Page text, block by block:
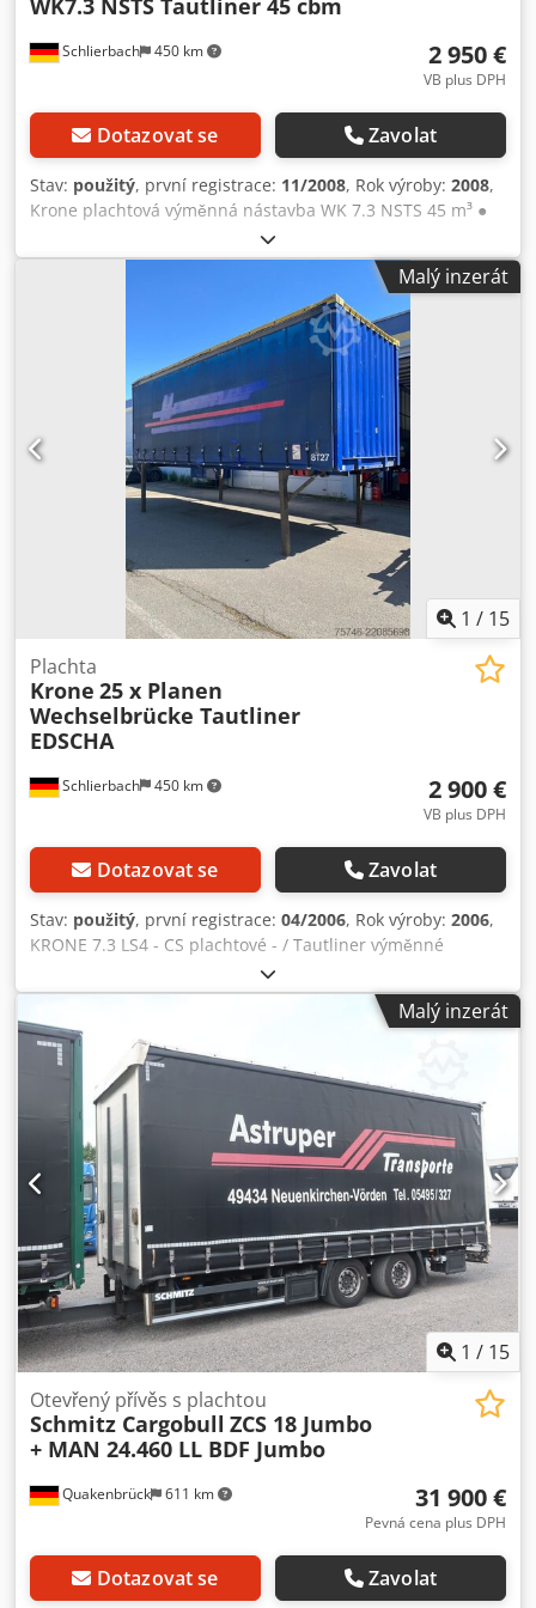
Schlierbach 450 km
WK7.3 NSTS Tautliner 45 cbm
2 950 €
VB plus DPH
Dotazovat se Zavolat
Stav: použitý, první registrace: 11/2008, Rok výroby: 2008,
Krone plachtová výměnná nástavba WK 7.3 NSTS 45 m³ ●
Portálové dveře vzadu ● 4násobné otočné uzamčení ●
Vnitřní rozměry: 7 280 mm x 2 525 mm x 2 485 mm (DxŠxV)
● 18 paletových míst ● Edscha posuvná střecha ●
Pohotovostní hmotnost: 2 880 kg ● Max. celková hmotnost:
16 000 kg Cedpjzg Av Ssfx Acaoha Chyby a mezitímní
prodej vyhrazeny! = Další informace = Pohotovostní
hmotnost: 2 880 kg Užitečné zatížení: 13 120 kg Celková
povolená hmotnost: 16 000 kg
Malý inzerát
1 / 15
Schlierbach 450 km
Plachta
Krone 25 x Planen
Wechselbrücke Tautliner
EDSCHA
2 900 €
VB plus DPH
Dotazovat se Zavolat
Stav: použitý, první registrace: 04/2006, Rok výroby: 2006,
KRONE 7.3 LS4 - CS plachtové - / Tautliner výměnné
nástavby s Edscha střechou !!! 25 kusů skladem !!! ● boční
shrnovací plachty ● střecha Edscha ● Portálové dveře vzadu
● 4násobné závory s otočnou tyčí ● Dřevěná podlaha ●
Děrované lišty vpravo a vlevo k upnutí nákladu ● Vnitřní /
ložné rozměry: 7.350 x 2.500 x 2.530 mm (DxŠxV) !!TÉMĚŘ
ŽÁDNÁ REZ!! Chodpfxezcacco Acaea - Dobrý stav vzhledem
k věku! - Možné chyby a meziprodej vyhrazeny!
Malý inzerát
1 / 15
Quakenbrück 611 km
Otevřený přívěs s plachtou
Schmitz Cargobull ZCS 18 Jumbo
+ MAN 24.460 LL BDF Jumbo
31 900 €
Pevná cena plus DPH
Dotazovat se Zavolat